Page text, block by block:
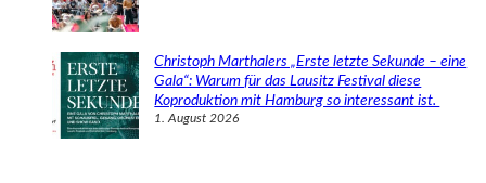
Christoph Marthalers „Erste letzte Sekunde – eine
Gala“: Warum für das Lausitz Festival diese
Koproduktion mit Hamburg so interessant ist.
1. August 2026